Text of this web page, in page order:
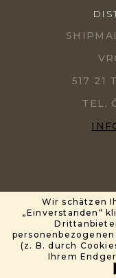
Wir schätzen
„Einverstanden“
(z. B. durch
Ihrem
517 21
TEL.
ERSTELLT VON SHOPTET
COPYRIGHT 2026